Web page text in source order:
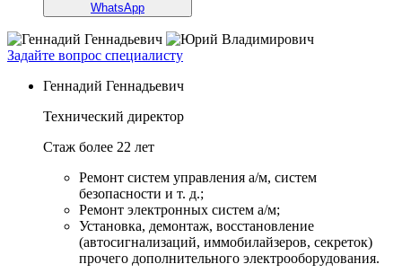
WhatsApp
Задайте вопрос специалисту
Геннадий Геннадьевич
Технический директор
Стаж более 22 лет
Ремонт систем управления а/м, систем
безопасности и т. д.;
Ремонт электронных систем а/м;
Установка, демонтаж, восстановление
(автосигнализаций, иммобилайзеров, секреток)
прочего дополнительного электрооборудования.